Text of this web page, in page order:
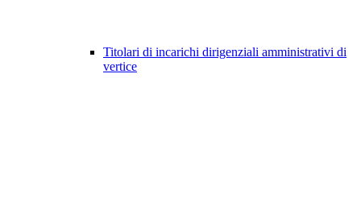
Titolari di incarichi dirigenziali amministrativi di
vertice